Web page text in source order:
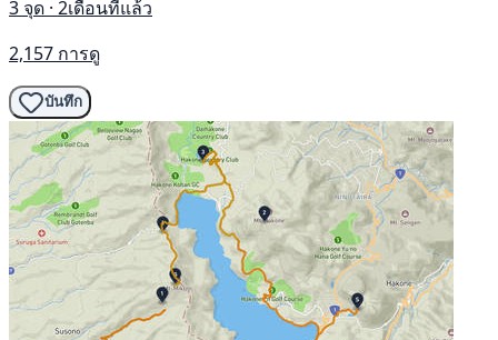
3 จุด · 2เดือนที่แล้ว
2,157 การดู
บันทึก